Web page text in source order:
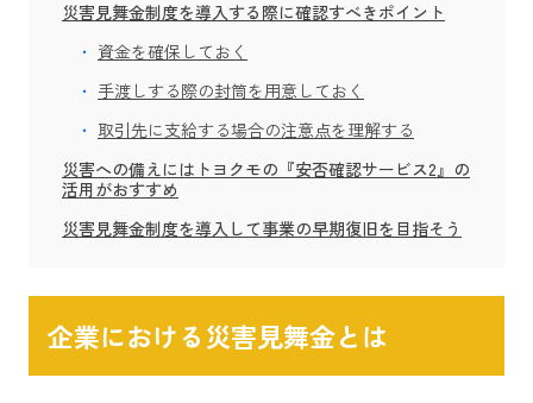
災害見舞金制度を導入する際に確認すべきポイント
資金を確保しておく
手渡しする際の封筒を用意しておく
取引先に支給する場合の注意点を理解する
災害への備えにはトヨクモの『安否確認サービス2』の
活用がおすすめ
災害見舞金制度を導入して事業の早期復旧を目指そう
企業における災害見舞金とは